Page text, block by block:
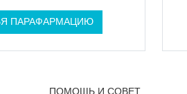
ПАРАФАРМАЦИЮ
ПОМОЩЬ И СОВЕТ